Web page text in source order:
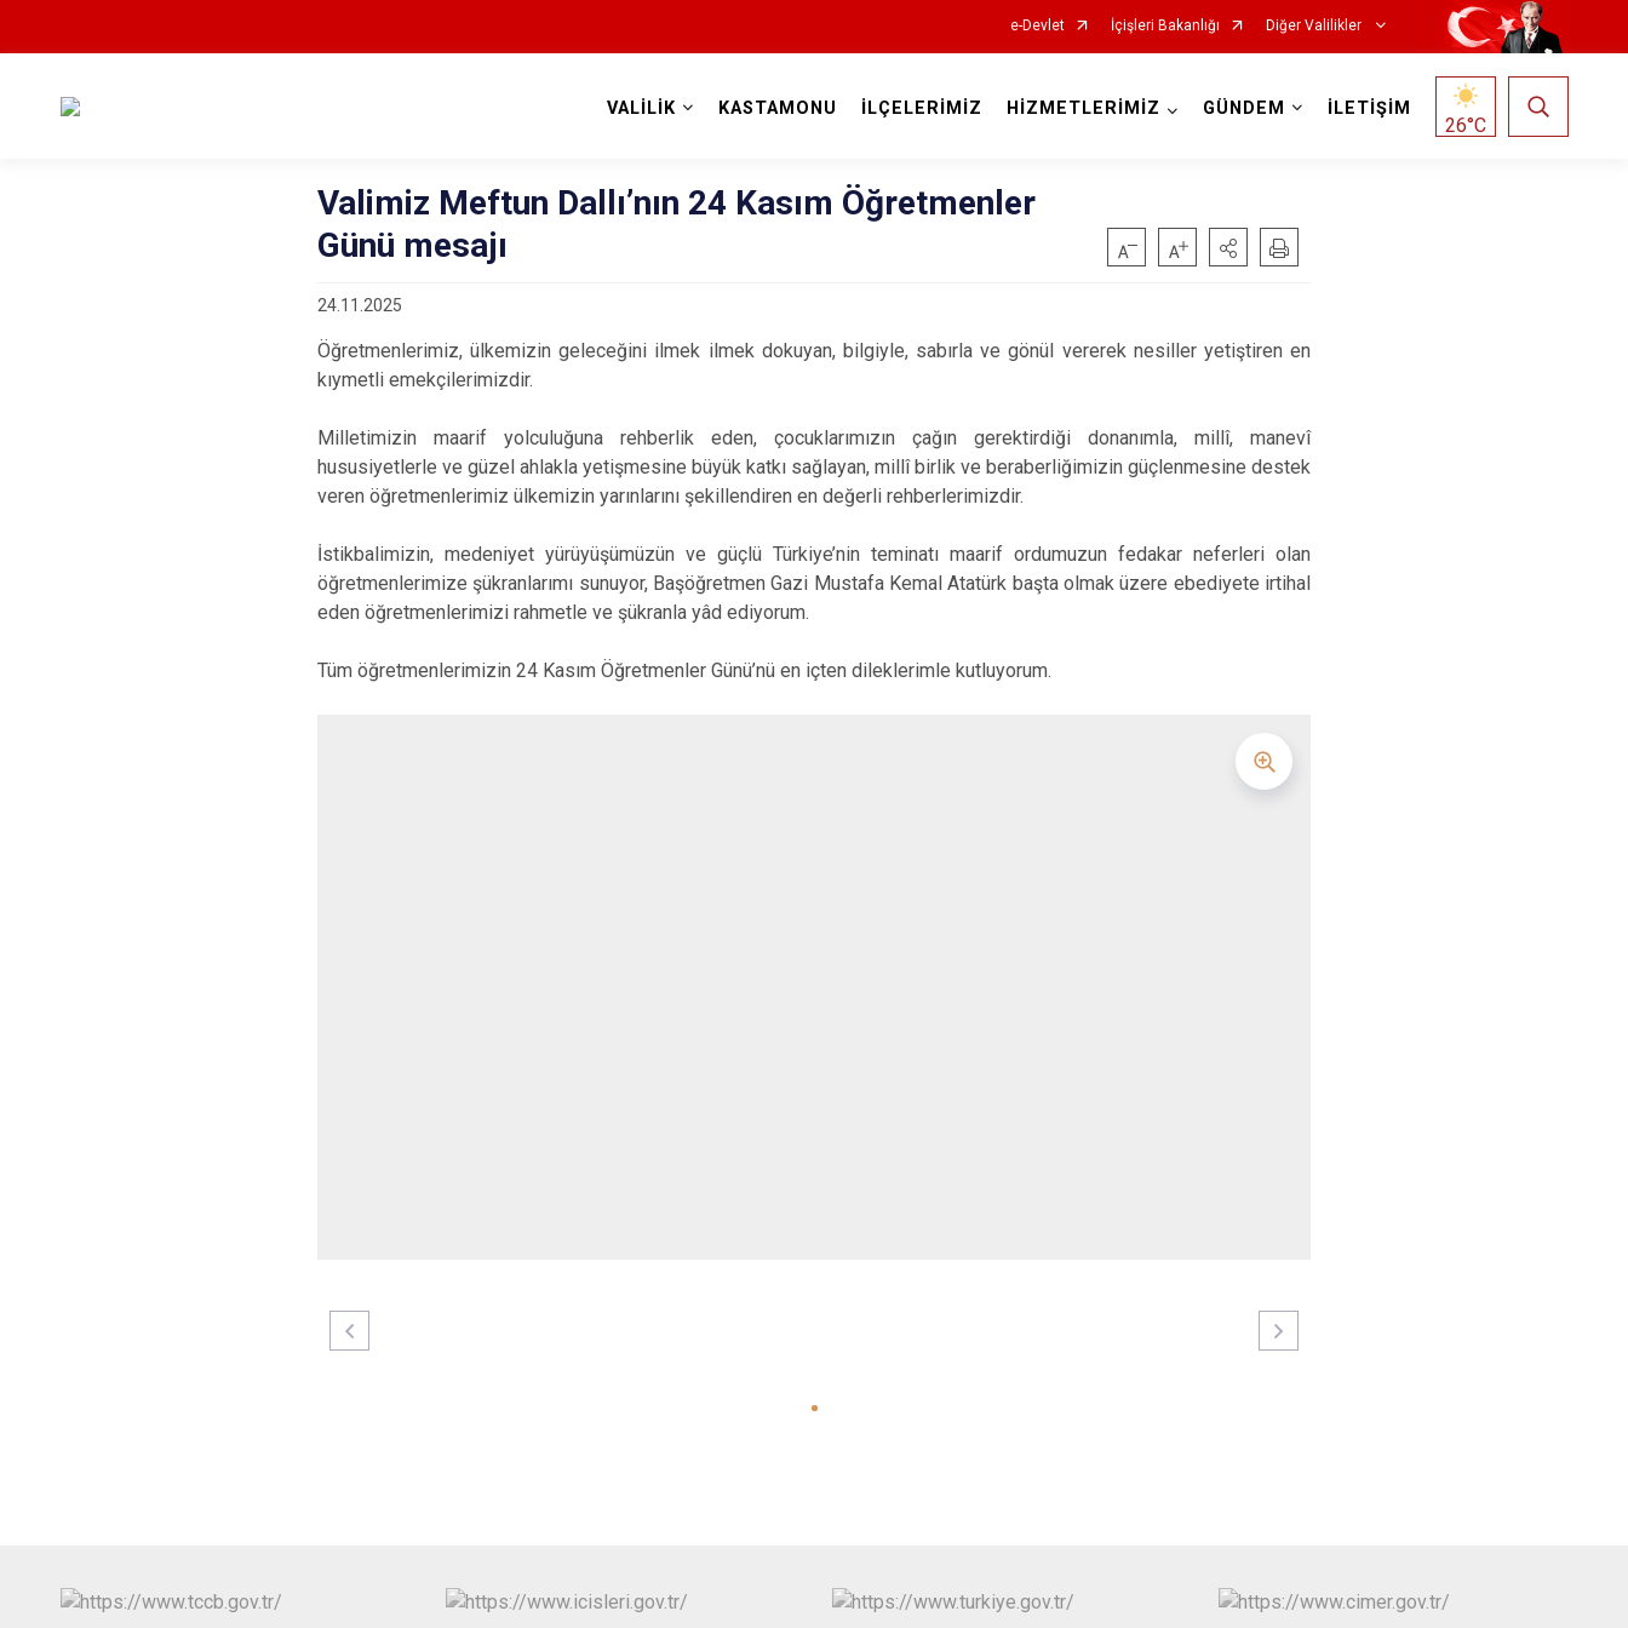
e-Devlet İçişleri Bakanlığı Diğer Valilikler
VALİLİK KASTAMONU İLÇELERİMİZ HİZMETLERİMİZ GÜNDEM İLETİŞİM
26°C
Valimiz Meftun Dallı’nın 24 Kasım Öğretmenler
Günü mesajı
24.11.2025
Öğretmenlerimiz, ülkemizin geleceğini ilmek ilmek dokuyan, bilgiyle, sabırla ve gönül vererek nesiller yetiştiren en
kıymetli emekçilerimizdir.
Milletimizin maarif yolculuğuna rehberlik eden, çocuklarımızın çağın gerektirdiği donanımla, millî, manevî
hususiyetlerle ve güzel ahlakla yetişmesine büyük katkı sağlayan, millî birlik ve beraberliğimizin güçlenmesine destek
veren öğretmenlerimiz ülkemizin yarınlarını şekillendiren en değerli rehberlerimizdir.
İstikbalimizin, medeniyet yürüyüşümüzün ve güçlü Türkiye’nin teminatı maarif ordumuzun fedakar neferleri olan
öğretmenlerimize şükranlarımı sunuyor, Başöğretmen Gazi Mustafa Kemal Atatürk başta olmak üzere ebediyete irtihal
eden öğretmenlerimizi rahmetle ve şükranla yâd ediyorum.
Tüm öğretmenlerimizin 24 Kasım Öğretmenler Günü’nü en içten dileklerimle kutluyorum.